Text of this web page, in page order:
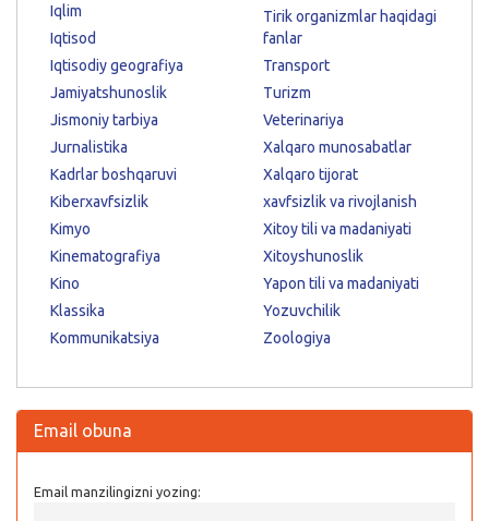
Iqlim
Iqtisod
Iqtisodiy geografiya
Jamiyatshunoslik
Jismoniy tarbiya
Jurnalistika
Kadrlar boshqaruvi
Kiberxavfsizlik
Kimyo
Kinematografiya
Kino
Klassika
Kommunikatsiya
Tirik organizmlar haqidagi
fanlar
Transport
Turizm
Veterinariya
Xalqaro munosabatlar
Xalqaro tijorat
xavfsizlik va rivojlanish
Xitoy tili va madaniyati
Xitoyshunoslik
Yapon tili va madaniyati
Yozuvchilik
Zoologiya
Email obuna
Email manzilingizni yozing: